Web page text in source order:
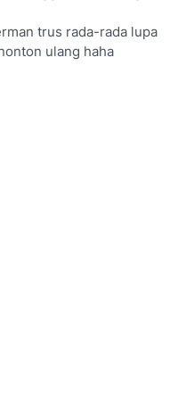
trus rada-rada lupa
ulang haha